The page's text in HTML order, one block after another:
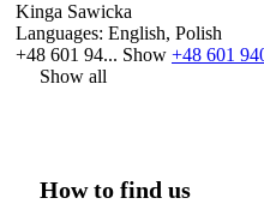
Kinga Sawicka
Languages: English, Polish
+48 601 94... Show +48 601
Show all
How to find us